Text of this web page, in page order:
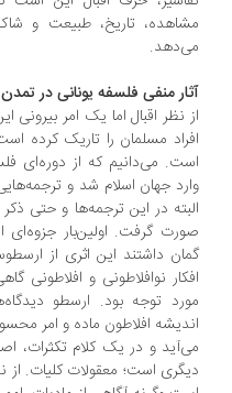
تاریخ، طبیعت و شاکله
منفی فلسفه یونانی در تمدن
نظر اقبال اما یک امر بیرونی این
مسلمان را تاریک کرده است. این
می‌دانیم که از دوره‌ای فلسفه
جهان اسلام شد و ترجمه‌هایی از
در این ترجمه‌ها و حتی ذکر نام
گرفت. اولین‌بار جزوه‌ای از
داشتند این اثری از ارسطوست.
نوافلاطونی و افلاطونی
توجه بود. ارسطو دیدگاه‌های
افلاطون ماده و امر محسوس و
و در یک کلام تکثرات، اصالتی
است؛ معقولات کلیات. از نظر